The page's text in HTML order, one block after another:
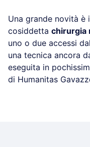
Una grande novità è
cosiddetta chirurgia
uno o due accessi
una tecnica ancora
eseguita in
di Humanitas